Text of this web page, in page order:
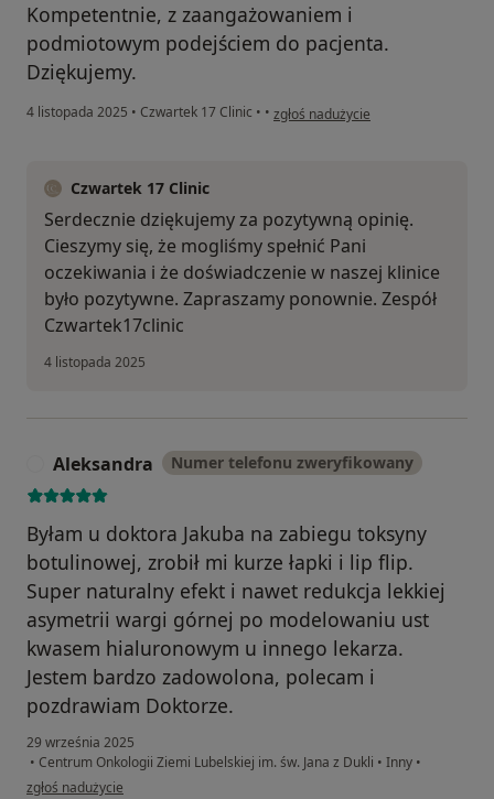
Kompetentnie, z zaangażowaniem i
podmiotowym podejściem do pacjenta.
Dziękujemy.
4 listopada 2025 • Czwartek 17 Clinic • • w opinii użytkownika Lena
zgłoś nadużycie
Czwartek 17 Clinic
Serdecznie dziękujemy za pozytywną opinię.
Cieszymy się, że mogliśmy spełnić Pani
oczekiwania i że doświadczenie w naszej klinice
było pozytywne. Zapraszamy ponownie. Zespół
Czwartek17clinic
4 listopada 2025
Aleksandra Numer telefonu zweryfikowany
Byłam u doktora Jakuba na zabiegu toksyny
botulinowej, zrobił mi kurze łapki i lip flip.
Super naturalny efekt i nawet redukcja lekkiej
asymetrii wargi górnej po modelowaniu ust
kwasem hialuronowym u innego lekarza.
Jestem bardzo zadowolona, polecam i
pozdrawiam Doktorze.
29 września 2025
• Centrum Onkologii Ziemi Lubelskiej im. św. Jana z Dukli • Inny •
w opinii użytkownika Aleksandra
zgłoś nadużycie